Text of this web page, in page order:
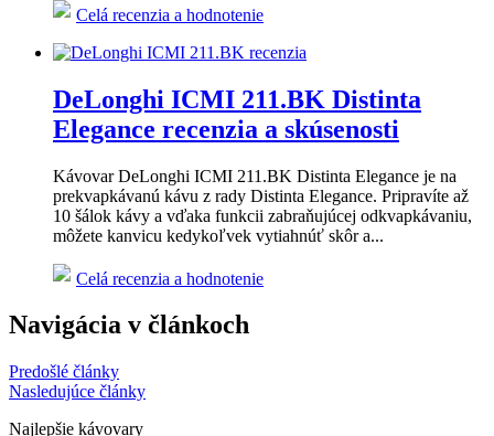
Celá recenzia a hodnotenie
DeLonghi ICMI 211.BK Distinta
Elegance recenzia a skúsenosti
Kávovar DeLonghi ICMI 211.BK Distinta Elegance je na
prekvapkávanú kávu z rady Distinta Elegance. Pripravíte až
10 šálok kávy a vďaka funkcii zabraňujúcej odkvapkávaniu,
môžete kanvicu kedykoľvek vytiahnúť skôr a...
Celá recenzia a hodnotenie
Navigácia v článkoch
Predošlé články
Nasledujúce články
Najlepšie kávovary